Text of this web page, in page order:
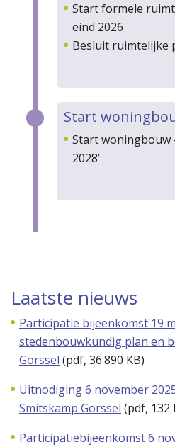
Start formele
eind 2026
Besluit ruimtelijke
Start
Start woningbouw
2028’
Laatste nieuws
Participatie bijeenkomst 19
stedenbouwkundig plan en
Gorssel (pdf, 36.890 KB)
Uitnodiging 6 november
Smitskamp Gorssel (pdf, 132
Participatiebijeenkomst 6